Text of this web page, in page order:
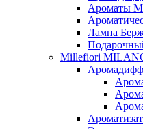
Ароматы
Лампа
Millefiori